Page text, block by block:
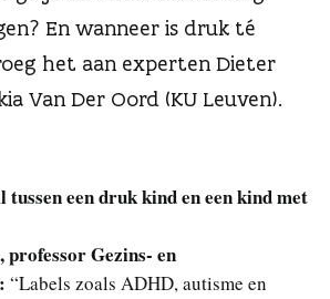
En wanneer is druk té
het aan experten Dieter
Van Der Oord (KU Leuven).
een druk kind en een kind met
professor Gezins- en
“Labels zoals ADHD, autisme en